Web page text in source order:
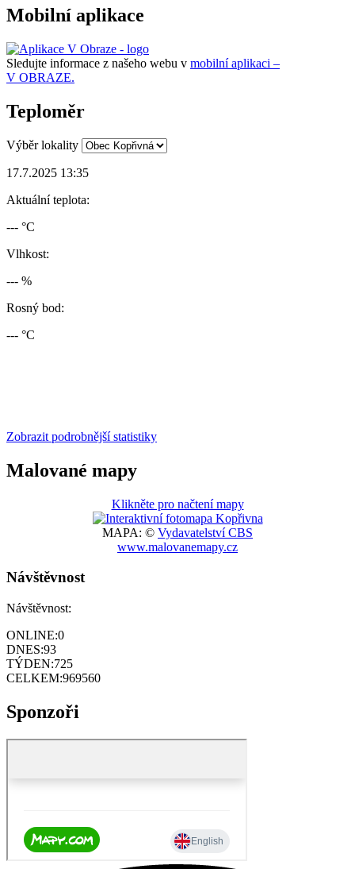
Mobilní aplikace
Sledujte informace z našeho webu v mobilní aplikaci –
V OBRAZE.
Teploměr
Výběr lokality
17.7.2025 13:35
Aktuální teplota:
--- °C
Vlhkost:
--- %
Rosný bod:
--- °C
Zobrazit podrobnější statistiky
Malované mapy
Klikněte pro načtení mapy
MAPA: © Vydavatelství CBS
www.malovanemapy.cz
Návštěvnost
Návštěvnost:
ONLINE:0
DNES:93
TÝDEN:725
CELKEM:969560
Sponzoři